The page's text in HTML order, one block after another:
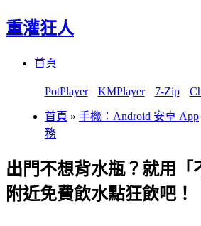
重灌狂人
首頁
PotPlayer KMPlayer 7-Zip
首頁 » 手機：Android 安卓 App
務
出門不想背水瓶？就用「
附近免費飲水點狂飲吧！